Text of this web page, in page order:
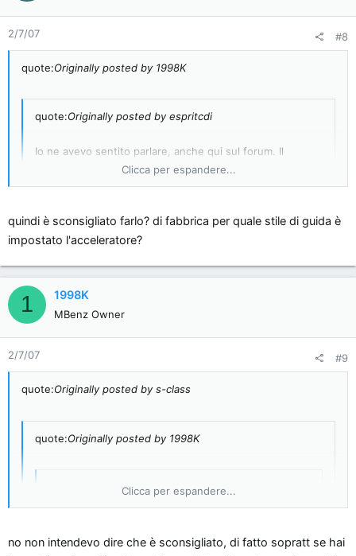
2/7/07 #8
quote:Originally posted by 1998K
quote:Originally posted by espritcdi
Io ne avevo sentito parlare, anche qui sul forum. Il
problema è secondo me, anche se funzionasse, che poi
dopo un tot di guida tranquilla la centralina apprende il
reset ogni due per tre
...o sbaglio?
Clicca per espandere...
non sbagli, ma evidentemente c'è qualche maniaco che resetta
ogni mattina il pedale, cosa vuoi ognuno ha le sue
poi a quel punto,...non sò immagino, se uno vuole una risp più
reattiva mette su direttamente il famoso sprintbooster
Clicca per espandere...
quindi è sconsigliato farlo? di fabbrica per quale stile di guida è
impostato l'acceleratore?
1 1998K
MBenz Owner
2/7/07 #9
quote:Originally posted by s-class
quote:Originally posted by 1998K
Originally posted by espritcdi
problema è secondo me, anche se funzionasse, che
Clicca per espandere...
Clicca per espandere...
no non intendevo dire che è sconsigliato, di fatto sopratt se hai